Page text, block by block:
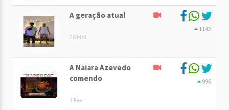
A geração atual
26 Mai
1142
A Naiara Azevedo
comendo
1 Fev
996